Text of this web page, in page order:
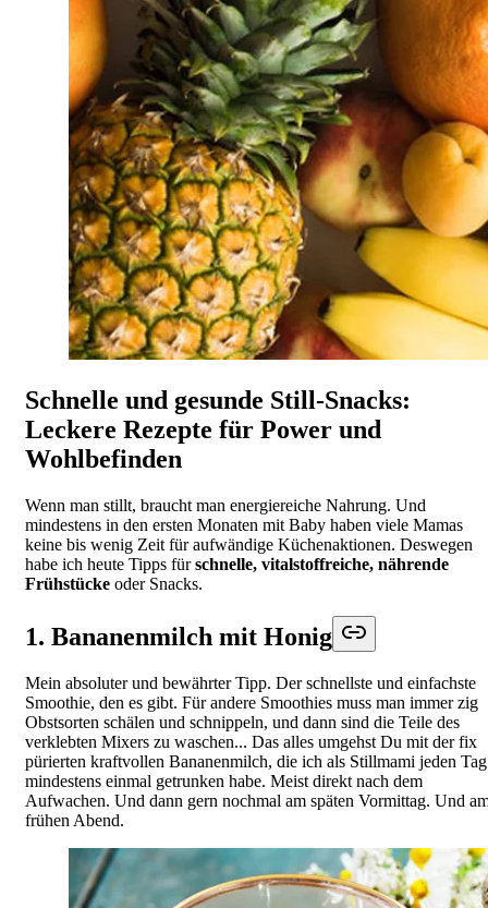
Schnelle und gesunde Still-Snacks:
Leckere Rezepte für Power und
Wohlbefinden
Wenn man stillt, braucht man energiereiche Nahrung. Und
mindestens in den ersten Monaten mit Baby haben viele Mamas
keine bis wenig Zeit für aufwändige Küchenaktionen. Deswegen
habe ich heute Tipps fürschnelle, vitalstoffreiche, nährende
Frühstücke oder Snacks.
1. Bananenmilch mit Honig
Mein absoluter und bewährter Tipp. Der schnellste und einfachste
Smoothie, den es gibt. Für andere Smoothies muss man immer zig
Obstsorten schälen und schnippeln, und dann sind die Teile des
verklebten Mixers zu waschen... Das alles umgehst Du mit der fix
pürierten kraftvollen Bananenmilch, die ich als Stillmami jeden Tag
mindestens einmal getrunken habe. Meist direkt nach dem
Aufwachen. Und dann gern nochmal am späten Vormittag. Und
frühen Abend.